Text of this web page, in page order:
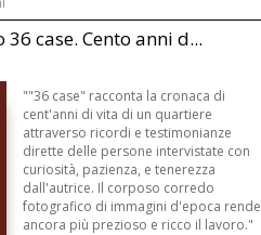
case. Cento anni d...
""36 case" racconta la cronaca di
cent'anni di vita di un quartiere
attraverso ricordi e testimonianze
dirette delle persone intervistate con
curiosità, pazienza, e tenerezza
dall'autrice. Il corposo corredo
fotografico di immagini d'epoca rende
ancora più prezioso e ricco il lavoro."